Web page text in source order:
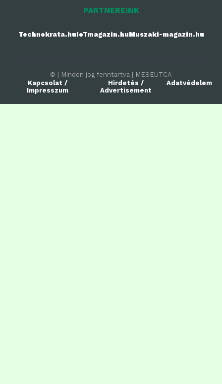
PARTNEREINK
Technokrata.huIoTmagazin.huMuszaki-magazin.hu
© | Minden jog fenntartva | MESEUTCA
Kapcsolat /
Impresszum
Hirdetés /
Advertisement
Adatvédelem